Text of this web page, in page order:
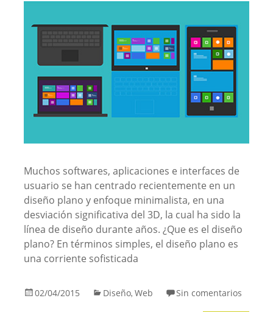
Muchos softwares, aplicaciones e interfaces de
usuario se han centrado recientemente en un
diseño plano y enfoque minimalista, en una
desviación significativa del 3D, la cual ha sido la
línea de diseño durante años. ¿Que es el diseño
plano? En términos simples, el diseño plano es
una corriente sofisticada
02/04/2015 Diseño, Web Sin comentarios